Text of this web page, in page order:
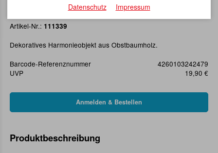
Holzhänger Engel klein mit Kristall
Artikel-Nr.: 111339
Dekoratives Harmonieobjekt aus Obstbaumholz.
Barcode-Referenznummer
4260103242479
UVP
19,90 €
Produktbeschreibung
Datenschutz Impressum